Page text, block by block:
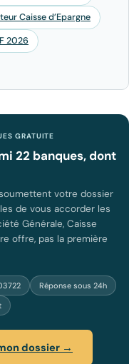
Caisse d’Epargne
2026
GRATUITE
22 banques, dont
votre dossier
de vous accorder les
Générale, Caisse
offre, pas la première
Réponse sous 24h
dossier →